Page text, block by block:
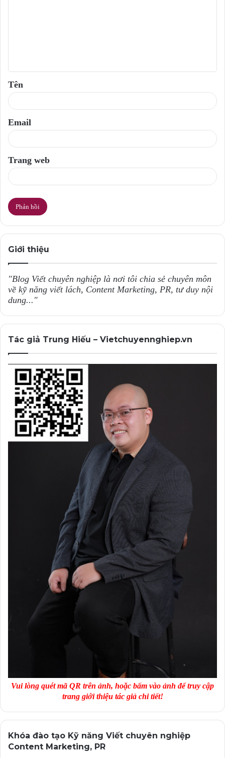
ậ
n
*
Tên
Email
Trang web
Giới thiệu
"Blog Viết chuyên nghiệp là nơi tôi chia sẻ chuyên môn
về kỹ năng viết lách, Content Marketing, PR, tư duy nội
dung..."
Tác giả Trung Hiếu – Vietchuyennghiep.vn
Vui lòng quét mã QR trên ảnh, hoặc bấm vào ảnh để truy cập
trang giới thiệu tác giả chi tiết!
Khóa đào tạo Kỹ năng Viết chuyên nghiệp
Content Marketing, PR